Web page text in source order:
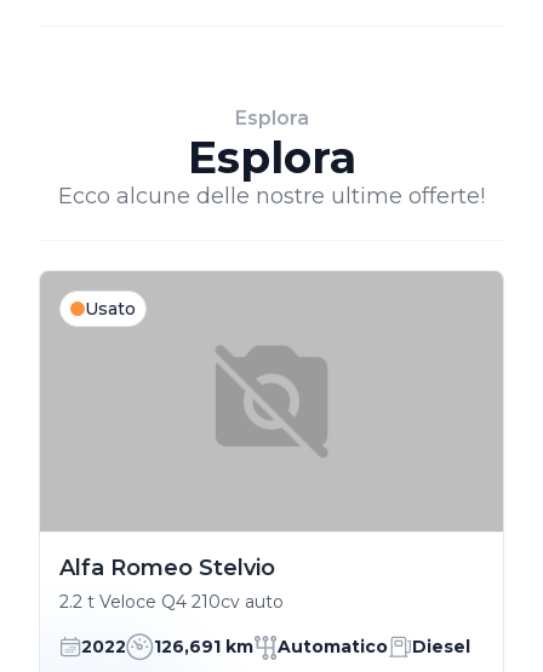
Esplora
Esplora
Ecco alcune delle nostre ultime offerte!
Usato
Alfa Romeo Stelvio
2.2 t Veloce Q4 210cv auto
2022 126,691 km Automatico Diesel